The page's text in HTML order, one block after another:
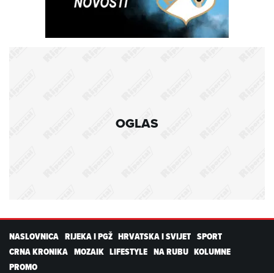
OGLAS
NASLOVNICA RIJEKA I PGŽ HRVATSKA I SVIJET SPORT
CRNA KRONIKA MOZAIK LIFESTYLE NA RUBU KOLUMNE
PROMO